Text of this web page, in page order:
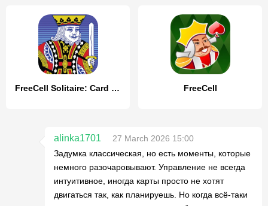
FreeCell Solitaire: Card Games FreeCell
alinka1701
27 March 2026 15:00
Задумка классическая, но есть моменты, которые
немного разочаровывают. Управление не всегда
интуитивное, иногда карты просто не хотят
двигаться так, как планируешь. Но когда всё-таки